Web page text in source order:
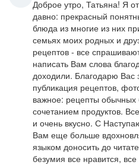
Доброе утро, Татьяна! Я
давно: прекрасный
блюда из многие из них
семьях моих родных и
рецептов - все
написать Вам слова
доходили. Благодарю
публикация рецептов,
важное: рецепты
сочетанием продуктов.
и очень вкусно. С
Вам еще больше
языком доносить до
безумия все нравится,